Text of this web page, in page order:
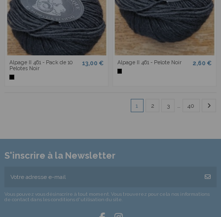
Alpage II 461 - Pack de 10
Pelotes Noir
13,00 € Alpage II 461 - Pelote Noir 2,60 €
1 2 3 40
S'inscrire à la Newsletter
Vous pouvez vous désinscrire à tout moment. Vous trouverez pour cela nos informations
de contact dans les conditions d'utilisation du site.